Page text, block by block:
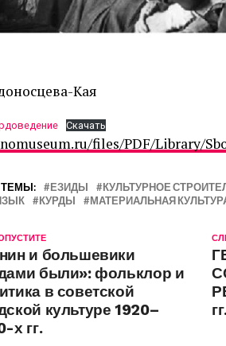
Кая
Скачать
files/PDF/Library/
ЕЗИДЫ КУЛЬТУРНОЕ
КУРДЫ МАТЕРИАЛЬНАЯ
и большевики
были»: фольклор и
в советской
культуре 1920–
х гг.